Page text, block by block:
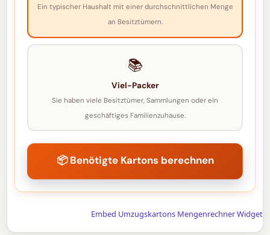
Ein typischer Haushalt mit einer durchschnittlichen Menge
an Besitztümern.
📚
Viel-Packer
Sie haben viele Besitztümer, Sammlungen oder ein
geschäftiges Familienzuhause.
📦 Benötigte Kartons berechnen
Embed Umzugskartons Mengenrechner Widget